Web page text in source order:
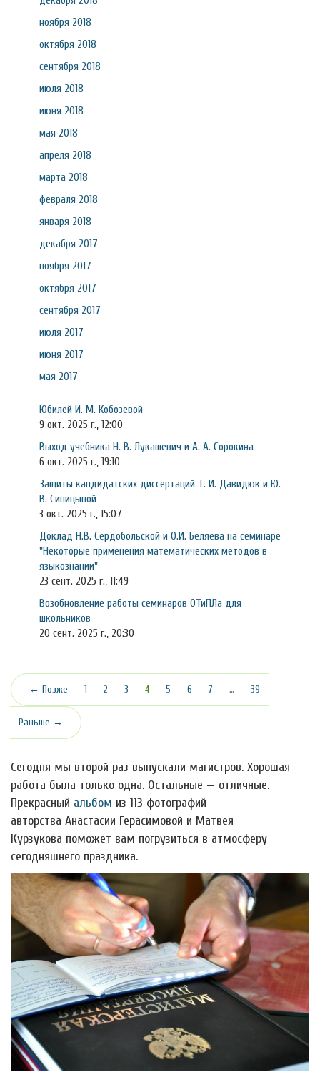
ноября 2018
октября 2018
сентября 2018
июля 2018
июня 2018
мая 2018
апреля 2018
марта 2018
февраля 2018
января 2018
декабря 2017
ноября 2017
октября 2017
сентября 2017
июля 2017
июня 2017
мая 2017
Юбилей И. М. Кобозевой
9 окт. 2025 г., 12:00
Выход учебника Н. В. Лукашевич и А. А. Сорокина
6 окт. 2025 г., 19:10
Защиты кандидатских диссертаций Т. И. Давидюк и Ю.
В. Синицыной
3 окт. 2025 г., 15:07
Доклад Н.В. Сердобольской и О.И. Беляева на семинаре
"Некоторые применения математических методов в
языкознании"
23 сент. 2025 г., 11:49
Возобновление работы семинаров ОТиПЛа для
школьников
20 сент. 2025 г., 20:30
← Позже 1 2 3 4(текущая)
5 6 7 … 39
Раньше →
Сегодня мы второй раз выпускали магистров. Хорошая
работа была только одна. Остальные — отличные.
Прекрасный альбом из 113 фотографий
авторства Анастасии Герасимовой и Матвея
Курзукова поможет вам погрузиться в атмосферу
сегодняшнего праздника.